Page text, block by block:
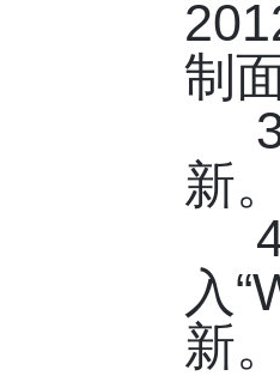
制
3
新
4
入
新